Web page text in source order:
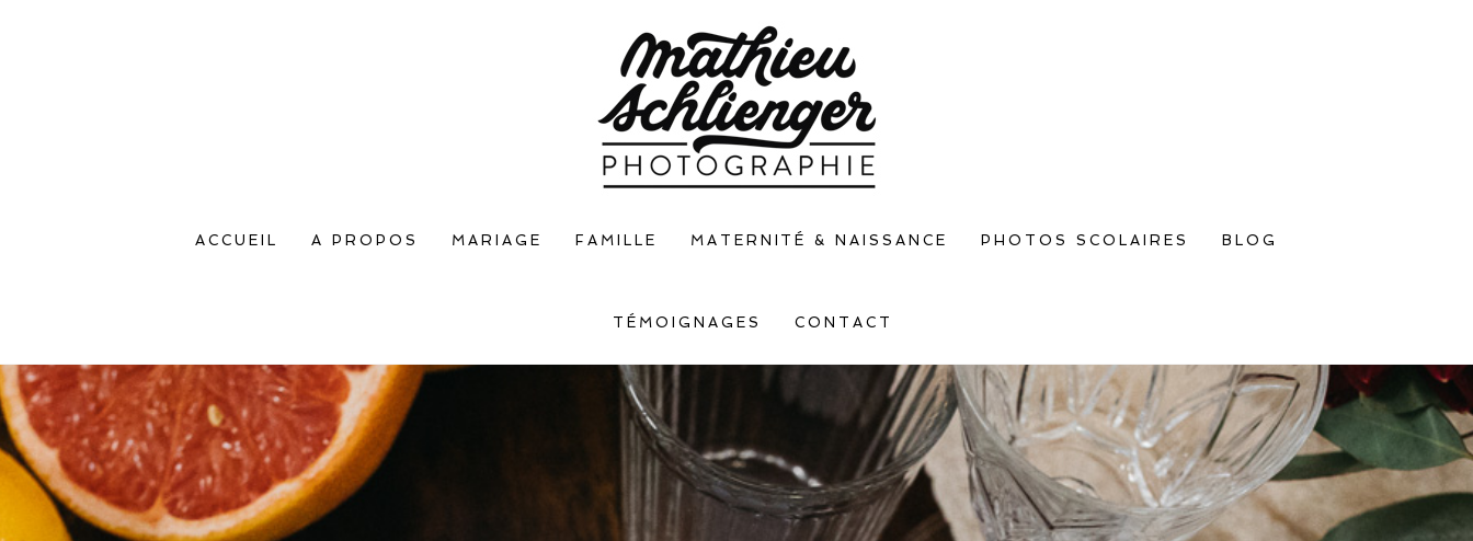
ACCUEIL A PROPOS MARIAGE FAMILLE MATERNITÉ & NAISSANCE PHOTOS SCOLAIRES BLOG
TÉMOIGNAGES CONTACT